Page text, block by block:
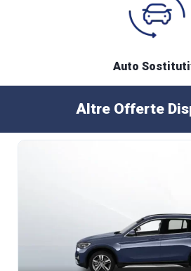
Auto
Altre Offerte